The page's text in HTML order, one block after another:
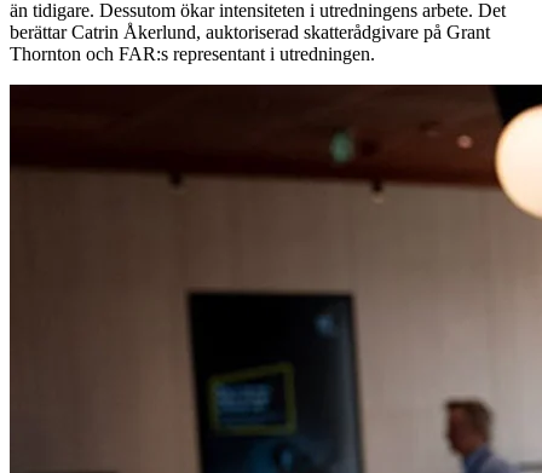
än tidigare. Dessutom ökar intensiteten i utredningens arbete. Det
berättar Catrin Åkerlund, auktoriserad skatterådgivare på Grant
Thornton och FAR:s representant i utredningen.